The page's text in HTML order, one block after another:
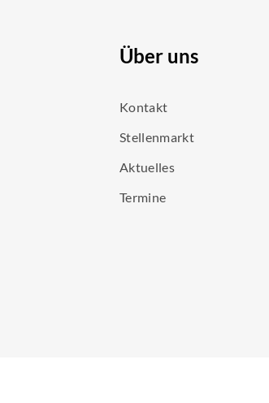
Über uns
Kontakt
Stellenmarkt
Aktuelles
Termine